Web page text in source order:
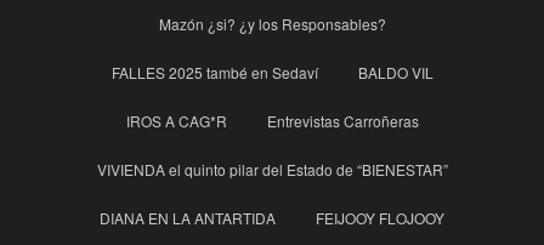
Mazón ¿si? ¿y los Responsables?
FALLES 2025 també en Sedaví BALDO VIL
IROS A CAG*R Entrevistas Carroñeras
VIVIENDA el quinto pilar del Estado de “BIENESTAR”
DIANA EN LA ANTARTIDA FEIJOOY FLOJOOY